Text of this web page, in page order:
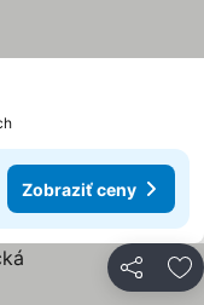
Zobraziť ceny
Zdieľať